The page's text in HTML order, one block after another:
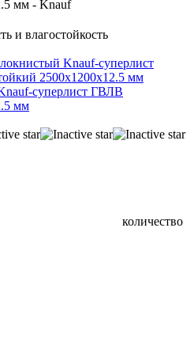
и влагостойкость
Knauf-суперлист
2500х1200х12.5 мм
количество